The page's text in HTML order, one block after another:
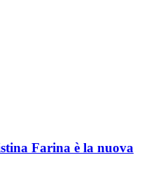
Farina è la nuova